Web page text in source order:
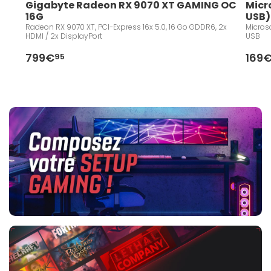
Gigabyte Radeon RX 9070 XT GAMING OC
16G
Radeon RX 9070 XT, PCI-Express 16x 5.0, 16 Go GDDR6, 2x
HDMI / 2x DisplayPort
799€95
USB)
USB